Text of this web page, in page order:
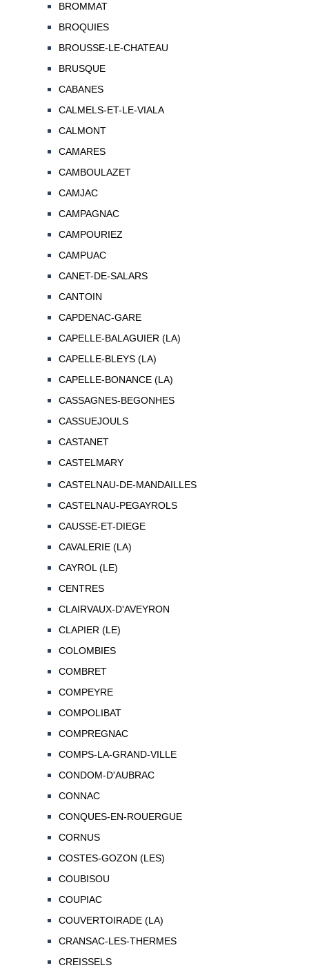
BROMMAT
BROQUIES
BROUSSE-LE-CHATEAU
BRUSQUE
CABANES
CALMELS-ET-LE-VIALA
CALMONT
CAMARES
CAMBOULAZET
CAMJAC
CAMPAGNAC
CAMPOURIEZ
CAMPUAC
CANET-DE-SALARS
CANTOIN
CAPDENAC-GARE
CAPELLE-BALAGUIER (LA)
CAPELLE-BLEYS (LA)
CAPELLE-BONANCE (LA)
CASSAGNES-BEGONHES
CASSUEJOULS
CASTANET
CASTELMARY
CASTELNAU-DE-MANDAILLES
CASTELNAU-PEGAYROLS
CAUSSE-ET-DIEGE
CAVALERIE (LA)
CAYROL (LE)
CENTRES
CLAIRVAUX-D'AVEYRON
CLAPIER (LE)
COLOMBIES
COMBRET
COMPEYRE
COMPOLIBAT
COMPREGNAC
COMPS-LA-GRAND-VILLE
CONDOM-D'AUBRAC
CONNAC
CONQUES-EN-ROUERGUE
CORNUS
COSTES-GOZON (LES)
COUBISOU
COUPIAC
COUVERTOIRADE (LA)
CRANSAC-LES-THERMES
CREISSELS